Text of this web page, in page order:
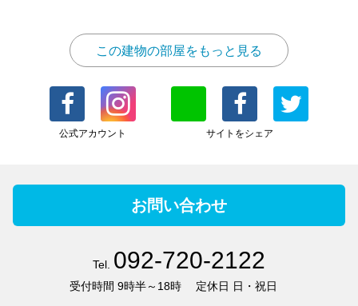
この建物の部屋をもっと見る
公式アカウント サイトをシェア
お問い合わせ
Tel. 092-720-2122
受付時間 9時半～18時 定休日 日・祝日